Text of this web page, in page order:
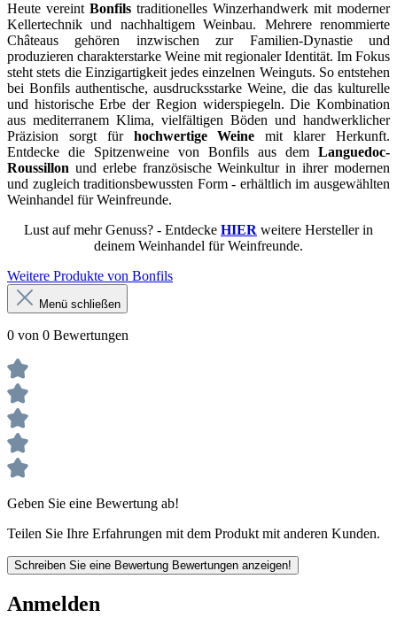
Heute vereint Bonfils traditionelles Winzerhandwerk mit moderner
Kellertechnik und nachhaltigem Weinbau. Mehrere renommierte
Châteaus gehören inzwischen zur Familien-Dynastie und
produzieren charakterstarke Weine mit regionaler Identität. Im Fokus
steht stets die Einzigartigkeit jedes einzelnen Weinguts. So entstehen
bei Bonfils authentische, ausdrucksstarke Weine, die das kulturelle
und historische Erbe der Region widerspiegeln. Die Kombination
aus mediterranem Klima, vielfältigen Böden und handwerklicher
Präzision sorgt für hochwertige Weine mit klarer Herkunft.
Entdecke die Spitzenweine von Bonfils aus dem Languedoc-
Roussillon und erlebe französische Weinkultur in ihrer modernen
und zugleich traditionsbewussten Form - erhältlich im ausgewählten
Weinhandel für Weinfreunde.
Lust auf mehr Genuss? - Entdecke HIER weitere Hersteller in
deinem Weinhandel für Weinfreunde.
Weitere Produkte von Bonfils
Menü schließen
0 von 0 Bewertungen
Geben Sie eine Bewertung ab!
Teilen Sie Ihre Erfahrungen mit dem Produkt mit anderen Kunden.
Schreiben Sie eine Bewertung Bewertungen anzeigen!
Anmelden